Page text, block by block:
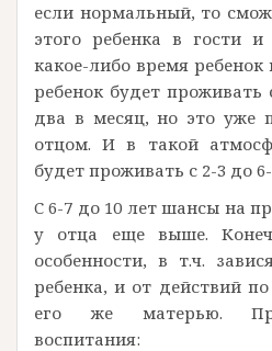
если нормальный, то
этого ребенка в гости
какое-либо время ребенок
ребенок будет
два в месяц, но это уже
отцом. И в такой
будет проживать с 2-3 до
C 6-7 до 10 лет шансы на
у отца еще выше.
особенности, в т.ч.
ребенка, и от действий
его же матерью.
воспитания: